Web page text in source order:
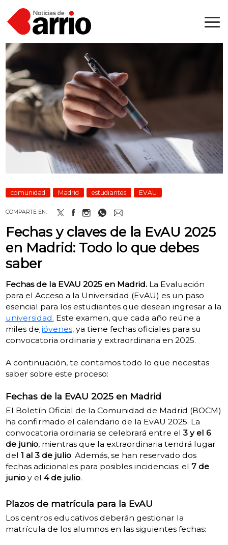
comunidad Madrid estudiantes EVAU
COMPARTE EN:
Fechas y claves de la EvAU 2025
en Madrid: Todo lo que debes
saber
Fechas de la EVAU 2025 en Madrid. La Evaluación
para el Acceso a la Universidad (EvAU) es un paso
esencial para los estudiantes que desean ingresar a la
universidad. Este examen, que cada año reúne a
miles de jóvenes,ya tiene fechas oficiales para su
convocatoria ordinaria y extraordinaria en 2025.
A continuación, te contamos todo lo que necesitas
saber sobre este proceso:
Fechas de la EvAU 2025 en Madrid
El Boletín Oficial de la Comunidad de Madrid (BOCM)
ha confirmado el calendario de la EvAU 2025. La
convocatoria ordinaria se celebrará entre el3 y el 6
de junio, mientras que la extraordinaria tendrá lugar
del 1 al 3 de julio. Además, se han reservado dos
fechas adicionales para posibles incidencias: el 7 de
junioy el 4 de julio.
Plazos de matrícula para la EvAU
Los centros educativos deberán gestionar la
matrícula de los alumnos en las siguientes fechas: